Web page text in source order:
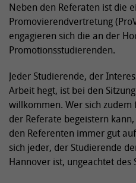
Neben den Referaten ist die
Promovierendvertretung
engagieren sich die an der
Promotionsstudierenden.
Jeder Studierende, der
Arbeit hegt, ist bei den
willkommen. Wer sich
der Referate begeistern
den Referenten immer gut
sich jeder, der Studierende
Hannover ist, ungeachtet des